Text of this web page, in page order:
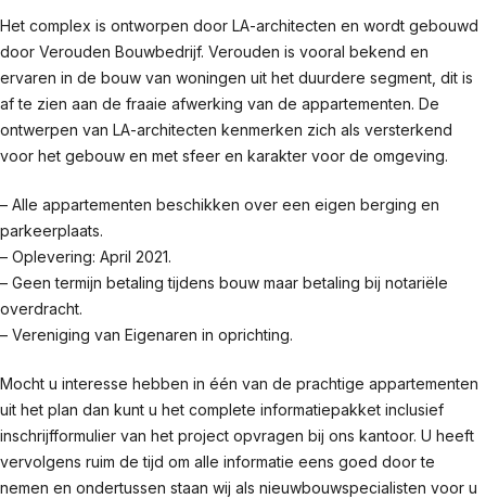
Het complex is ontworpen door LA-architecten en wordt gebouwd
door Verouden Bouwbedrijf. Verouden is vooral bekend en
ervaren in de bouw van woningen uit het duurdere segment, dit is
af te zien aan de fraaie afwerking van de appartementen. De
ontwerpen van LA-architecten kenmerken zich als versterkend
voor het gebouw en met sfeer en karakter voor de omgeving.
– Alle appartementen beschikken over een eigen berging en
parkeerplaats.
– Oplevering: April 2021.
– Geen termijn betaling tijdens bouw maar betaling bij notariële
overdracht.
– Vereniging van Eigenaren in oprichting.
Mocht u interesse hebben in één van de prachtige appartementen
uit het plan dan kunt u het complete informatiepakket inclusief
inschrijfformulier van het project opvragen bij ons kantoor. U heeft
vervolgens ruim de tijd om alle informatie eens goed door te
nemen en ondertussen staan wij als nieuwbouwspecialisten voor u